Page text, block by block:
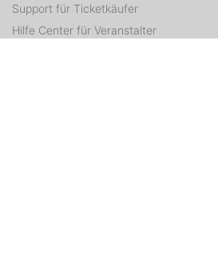
Support für Ticketkäufer
Hilfe Center für Veranstalter